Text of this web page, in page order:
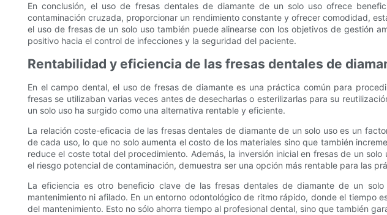
En conclusión, el uso de fresas dentales de diamante de un solo uso ofrece
contaminación cruzada, proporcionar un rendimiento constante y ofrecer comodidad,
el uso de fresas de un solo uso también puede alinearse con los objetivos de gestión
positivo hacia el control de infecciones y la seguridad del paciente.
Rentabilidad y eficiencia de las fresas dentales de
En el campo dental, el uso de fresas de diamante es una práctica común para
fresas se utilizaban varias veces antes de desecharlas o esterilizarlas para su
un solo uso ha surgido como una alternativa rentable y eficiente.
La relación coste-eficacia de las fresas dentales de diamante de un solo uso es un
de cada uso, lo que no solo aumenta el costo de los materiales sino que también
reduce el coste total del procedimiento. Además, la inversión inicial en fresas de un
el riesgo potencial de contaminación, demuestra ser una opción más rentable para las
La eficiencia es otro beneficio clave de las fresas dentales de diamante de un
mantenimiento ni afilado. En un entorno odontológico de ritmo rápido, donde el tiempo
del mantenimiento. Esto no sólo ahorra tiempo al profesional dental, sino que también